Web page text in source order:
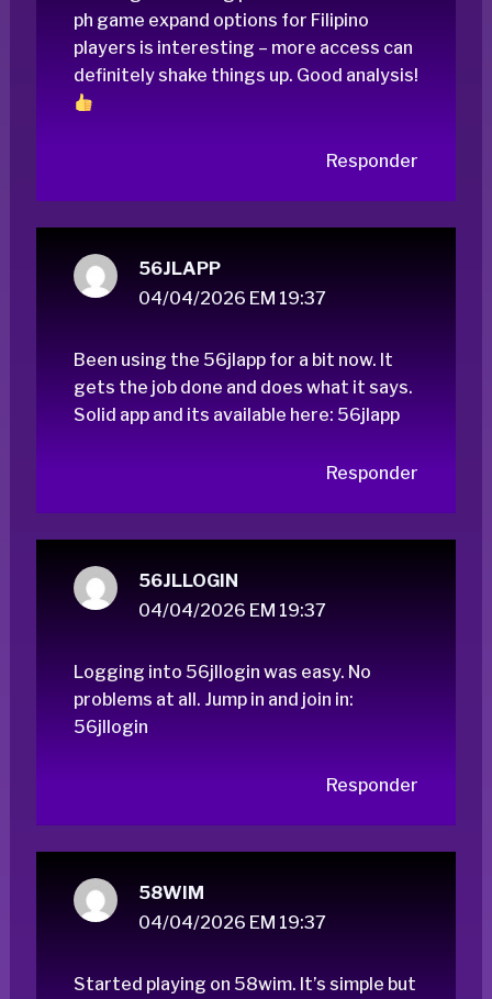
ph game expand options for Filipino
players is interesting – more access can
definitely shake things up. Good analysis!
Responder
56JLAPP
04/04/2026 EM 19:37
Been using the 56jlapp for a bit now. It
gets the job done and does what it says.
Solid app and its available here: 56jlapp
Responder
56JLLOGIN
04/04/2026 EM 19:37
Logging into 56jllogin was easy. No
problems at all. Jump in and join in:
56jllogin
Responder
58WIM
04/04/2026 EM 19:37
Started playing on 58wim. It’s simple but